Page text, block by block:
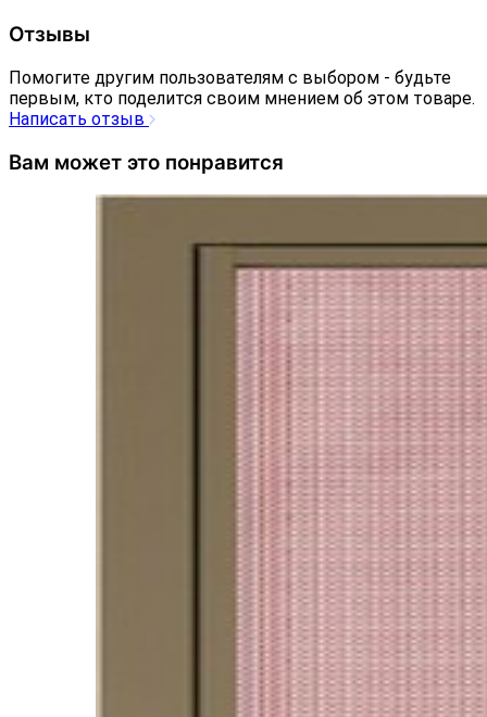
Отзывы
Помогите другим пользователям с выбором - будьте
первым, кто поделится своим мнением об этом товаре.
Написать отзыв
Вам может это понравится